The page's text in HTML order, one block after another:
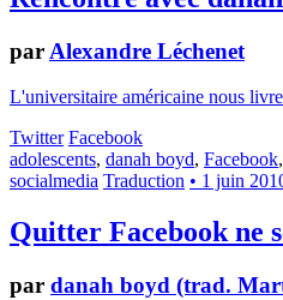
par Alexandre Léchenet
L'universitaire américaine nous
Twitter Facebook
adolescents, danah boyd, Facebook,
socialmedia Traduction • 1 juin
Quitter Facebook ne
par danah boyd (trad.